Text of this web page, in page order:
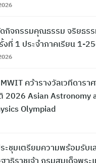
กิจกรรมคุณธรรม จริยธร
งที่ 1 ประจำภาคเรียน 1-
คว้ารางวัลเวทีดารา
2026 Asian Astronomy
Olympiad
ะชุมเตรียมความพร้อมรับเ
าธิราชเจ้า กรมสมเด็จพระ